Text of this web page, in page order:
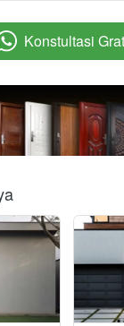
Konstultasi